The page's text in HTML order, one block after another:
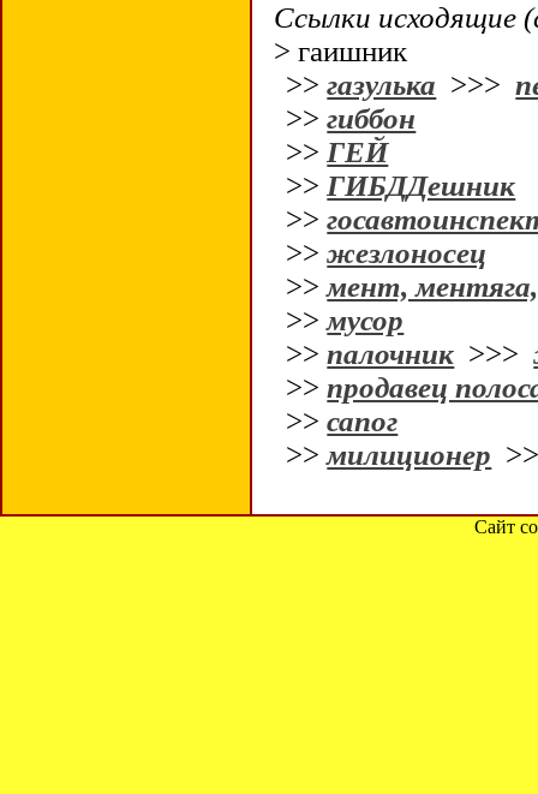
Ссылки исходящие
> гаишник
>>газулька >>>
>>гиббон
>> ГЕЙ
>> ГИБДДешник
>>
>>жезлоносец
>>мент,
>>мусор
>>палочник >>>
>>продавец
>>сапог
>>милиционер
Сайт